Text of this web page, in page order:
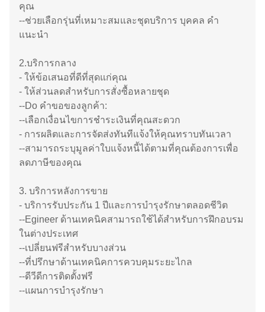
คุณ
--ช่วยเลือกรุ่นที่เหมาะสมและชุดบริการ บุคคล คำ
แนะนำ
2.บริการกลาง
- ให้ข้อเสนอที่ดีที่สุดแก่คุณ
- ให้ส่วนลดสำหรับการสั่งซื้อหลายชุด
--Do คำขอของลูกค้า:
--เลือกเงื่อนไขการชำระเงินที่คุณสะดวก
- การผลิตและการจัดส่งทันทีแจ้งให้คุณทราบทันเวลา
--สามารถระบุมูลค่าใบแจ้งหนี้ได้ตามที่คุณต้องการเพื่อ
ลดภาษีของคุณ
3. บริการหลังการขาย
- บริการรับประกัน 1 ปีและการบำรุงรักษาตลอดชีวิต
--Egineer ด้านเทคนิคสามารถใช้ได้สำหรับการฝึกอบรม
ในต่างประเทศ
--เปลี่ยนฟรีสำหรับบางส่วน
--ที่ปรึกษาด้านเทคนิคการควบคุมระยะไกล
--ดีวีดีการติดตั้งฟรี
--แผนการบำรุงรักษา